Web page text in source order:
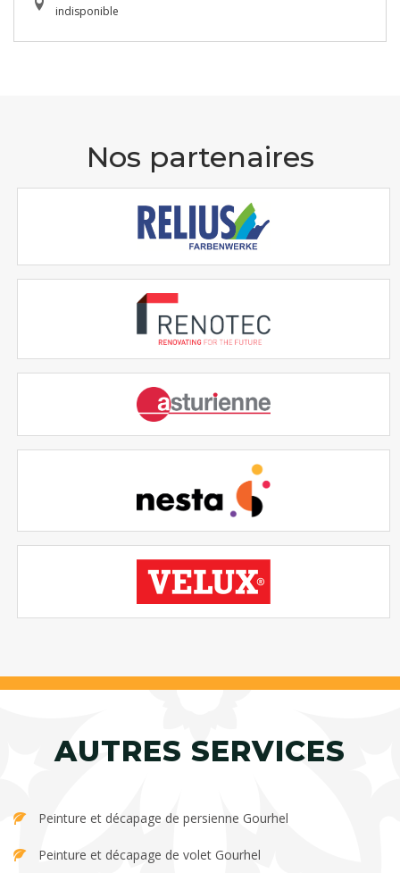
indisponible
Nos partenaires
AUTRES SERVICES
Peinture et décapage de persienne Gourhel
Peinture et décapage de volet Gourhel